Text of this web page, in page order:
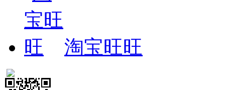
淘宝旺旺